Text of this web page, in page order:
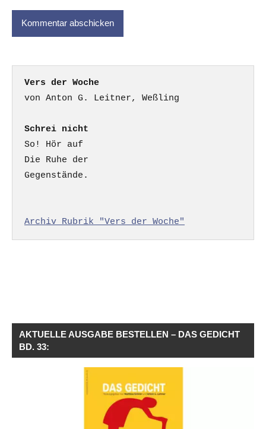
Vers der Woche
Schrei nicht
So! Hör auf
Die Ruhe der
Gegenstände.
Archiv Rubrik "Vers der Woche"
AKTUELLE AUSGABE BESTELLEN – DAS GEDICHT
BD. 33: